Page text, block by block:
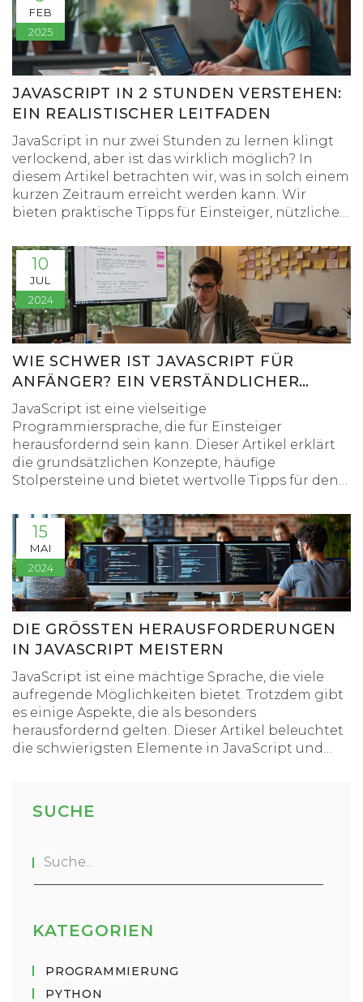
FEB
2025
JAVASCRIPT IN 2 STUNDEN VERSTEHEN:
EIN REALISTISCHER LEITFADEN
JavaScript in nur zwei Stunden zu lernen klingt
verlockend, aber ist das wirklich möglich? In
diesem Artikel betrachten wir, was in solch einem
kurzen Zeitraum erreicht werden kann. Wir
bieten praktische Tipps für Einsteiger, nützliche
grundlegenden JavaScript-Konzepten. Diese
Informationen sollen Neulingen helfen, effektiv
und fokussiert zu lernen. Die Artikel diskutiert die
realistischen Erwartungen und Schritte für ein
effizientes Lernprogramm.
10
JUL
2024
WIE SCHWER IST JAVASCRIPT FÜR
ANFÄNGER? EIN VERSTÄNDLICHER
LEITFADEN
JavaScript ist eine vielseitige
Programmiersprache, die für Einsteiger
herausfordernd sein kann. Dieser Artikel erklärt
die grundsätzlichen Konzepte, häufige
Stolpersteine und bietet wertvolle Tipps für den
Schritt ihre Fähigkeiten verbessern können, um
selbst komplexere Projekte erfolgreich
umzusetzen.
15
MAI
2024
DIE GRÖSSTEN HERAUSFORDERUNGEN I
N JAVASCRIPT MEISTERN
JavaScript ist eine mächtige Sprache, die viele
aufregende Möglichkeiten bietet. Trotzdem gibt
es einige Aspekte, die als besonders
herausfordernd gelten. Dieser Artikel beleuchtet
die schwierigsten Elemente in JavaScript und
SUCHE
KATEGORIEN
PROGRAMMIERUNG
PYTHON